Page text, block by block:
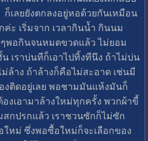
เลยยังตกลงอยู่หอด้วยกันเหมือน
ค่ะ เริ่มจาก เวลากินน้ำ กินนม
พอกินจนหมดขวดแล้ว ไม่ยอม
เราบ่นทีก็เอาไปทิ้งทีนึง ถ้าไม่บ่น
ล้าง ถ้าล้างก็คือไม่สะอาด เช่นมี
ติดอยู่เลย พอชามมันแห้งมันก็
องเอามาล้างใหม่ทุกครั้ง พวกผ้าขี้
สกปรกแล้ว เราชวนซักก็ไม่ซัก
ใหม่ ซึ่งพอซื้อใหม่ก็จะเลือกของ